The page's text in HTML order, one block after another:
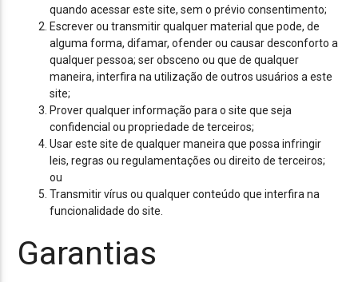
quando acessar este site, sem o prévio consentimento;
Escrever ou transmitir qualquer material que pode, de
alguma forma, difamar, ofender ou causar desconforto a
qualquer pessoa; ser obsceno ou que de qualquer
maneira, interfira na utilização de outros usuários a este
site;
Prover qualquer informação para o site que seja
confidencial ou propriedade de terceiros;
Usar este site de qualquer maneira que possa infringir
leis, regras ou regulamentações ou direito de terceiros;
ou
Transmitir vírus ou qualquer conteúdo que interfira na
funcionalidade do site.
Garantias